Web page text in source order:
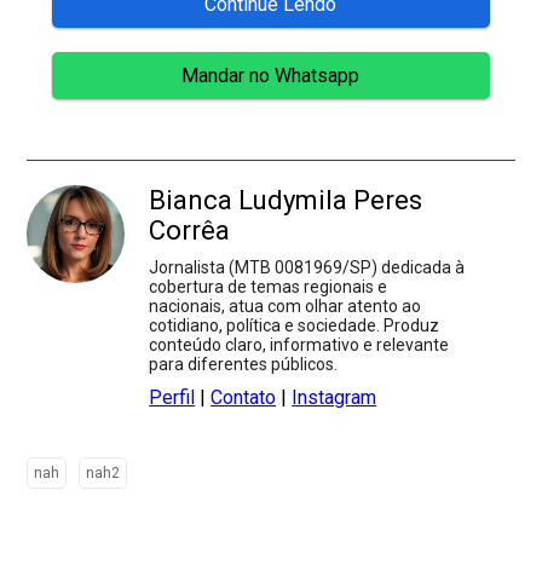
Mandar no Whatsapp
Bianca Ludymila Peres
Corrêa
Jornalista (MTB 0081969/SP) dedicada à
cobertura de temas regionais e
nacionais, atua com olhar atento ao
cotidiano, política e sociedade. Produz
conteúdo claro, informativo e relevante
para diferentes públicos.
Perfil |Contato | Instagram
nah nah2